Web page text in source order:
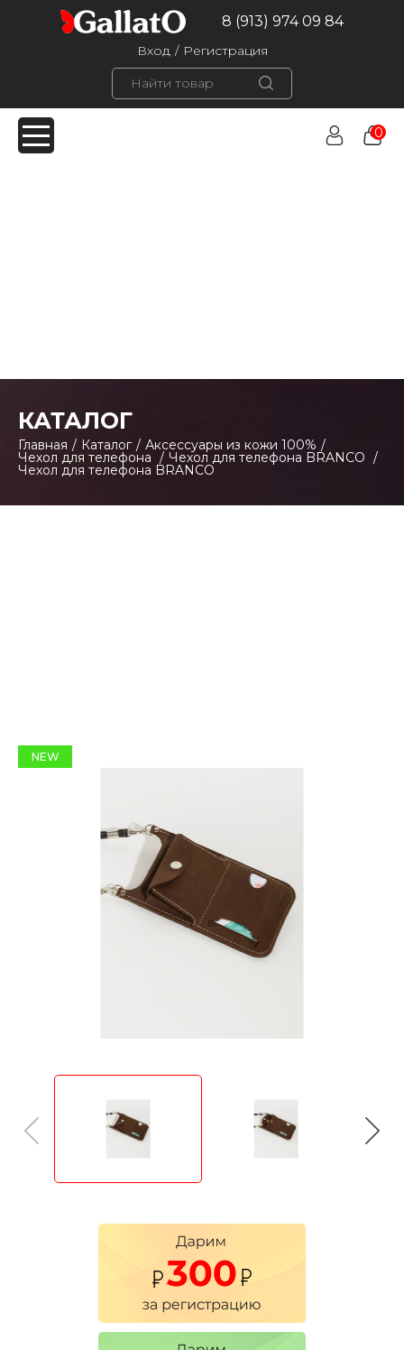
8 (913) 974 09 84
Вход / Регистрация
0
КАТАЛОГ
Главная / Каталог / Аксессуары из кожи 100% /
Чехол для телефона / Чехол для телефона BRANCO /
Чехол для телефона BRANCO
NEW